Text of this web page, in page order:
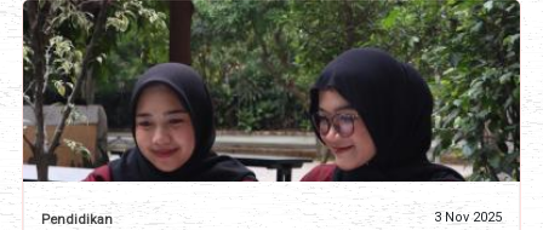
Pendidikan 3 Nov 2025